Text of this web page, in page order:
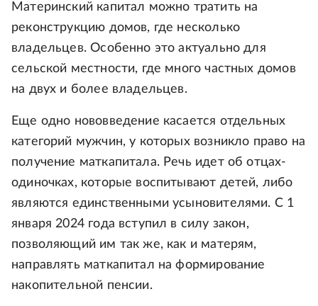
Материнский капитал можно тратить на
реконструкцию домов, где несколько
владельцев. Особенно это актуально для
сельской местности, где много частных домов
на двух и более владельцев.
Еще одно нововведение касается отдельных
категорий мужчин, у которых возникло право на
получение маткапитала. Речь идет об отцах-
одиночках, которые воспитывают детей, либо
являются единственными усыновителями. С 1
января 2024 года вступил в силу закон,
позволяющий им так же, как и матерям,
направлять маткапитал на формирование
накопительной пенсии.